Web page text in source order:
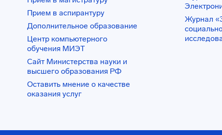
Прием в аспирантуру
Дополнительное образование
Центр компьютерного
обучения МИЭТ
Сайт Министерства науки и
высшего образования РФ
Оставить мнение о качестве
оказания услуг
Журнал